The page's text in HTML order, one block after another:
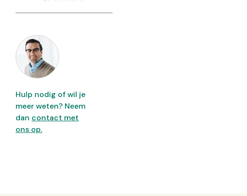
Hulp nodig of wil je
meer weten? Neem
dan contact met
ons op.